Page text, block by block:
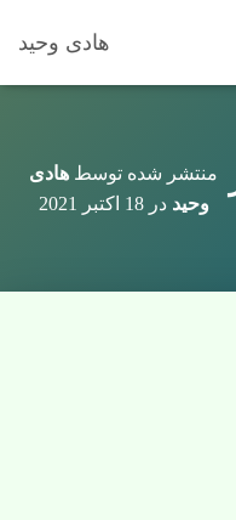
هادی وحید
منتشر شده توسط هادی
وحید در18 اکتبر 2021